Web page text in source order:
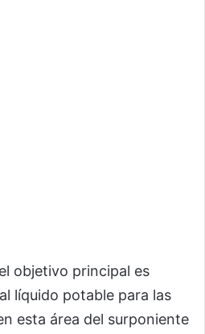
objetivo principal es
líquido potable para las
esta área del surponiente